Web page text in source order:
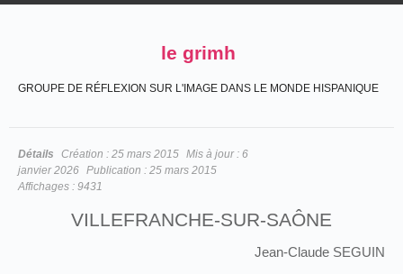
le grimh
GROUPE DE RÉFLEXION SUR L'IMAGE DANS LE MONDE HISPANIQUE
Détails Création : 25 mars 2015 Mis à jour : 6
janvier 2026 Publication : 25 mars 2015
Affichages : 9431
VILLEFRANCHE-SUR-SAÔNE
Jean-Claude SEGUIN